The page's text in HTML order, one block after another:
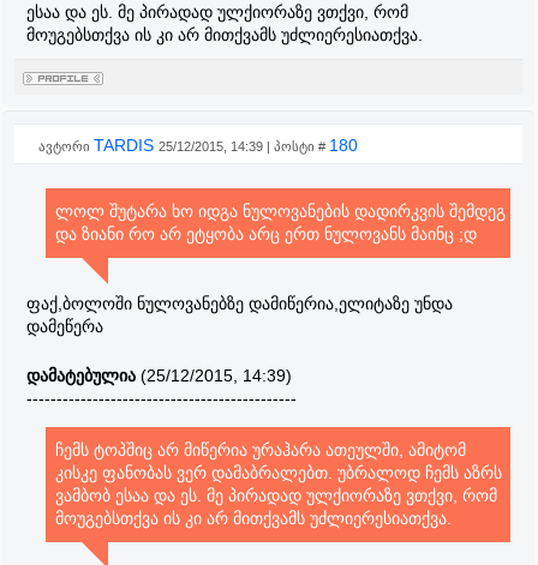
ესაა და ეს. მე პირადად ულქიორაზე ვთქვი, რომ
მოუგებსთქვა ის კი არ მითქვამს უძლიერესიათქვა.
ავტორი TARDIS 25/12/2015, 14:39 | პოსტი # 180
ლოლ შუტარა ხო იდგა ნულოვანების დადირკვის შემდეგ
და ზიანი რო არ ეტყობა არც ერთ ნულოვანს მაინც ;დ
ფაქ,ბოლოში ნულოვანებზე დამიწერია,ელიტაზე უნდა
დამეწერა
დამატებულია (25/12/2015, 14:39)
---------------------------------------------
ჩემს ტოპშიც არ მიწერია ურაჰარა ათეულში, ამიტომ
კისკე ფანობას ვერ დამაბრალებთ. უბრალოდ ჩემს აზრს
ვამბობ ესაა და ეს. მე პირადად ულქიორაზე ვთქვი, რომ
მოუგებსთქვა ის კი არ მითქვამს უძლიერესიათქვა.